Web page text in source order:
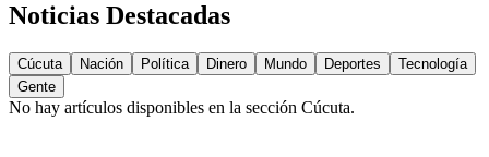
Noticias Destacadas
Cúcuta Nación Política Dinero Mundo Deportes
Tecnología
Gente
No hay artículos disponibles en la sección Cúcuta.